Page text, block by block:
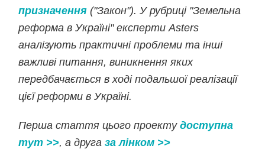
призначення ("Закон"). У рубриці "Земельна
реформа в Україні" експерти Asters
аналізують практичні проблеми та інші
важливі питання, виникнення яких
передбачається в ході подальшої реалізації
цієї реформи в Україні.
Перша стаття цього проектудоступна
тут >>, а другаза лінком >>